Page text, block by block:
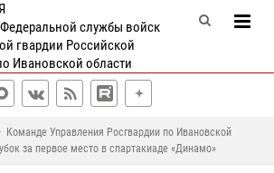
службы войск
гвардии Российской
Ивановской области
Команде Управления Росгвардии по Ивановской
за первое место в спартакиаде «Динамо»